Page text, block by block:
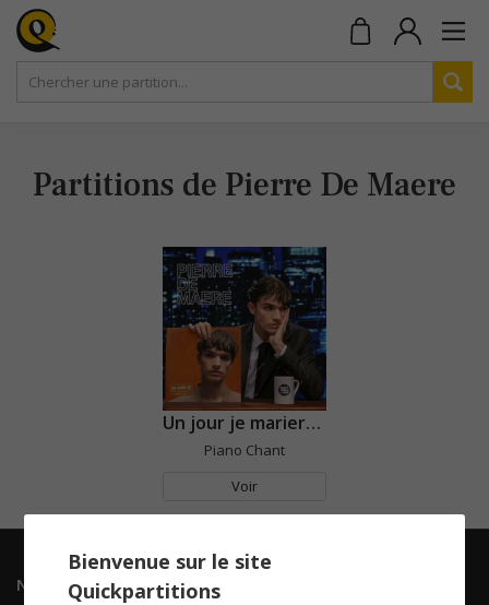
Partitions de Pierre De Maere
Un jour je marierai un ange
Piano Chant
Voir
Navigation
Bienvenue sur le site
Quickpartitions